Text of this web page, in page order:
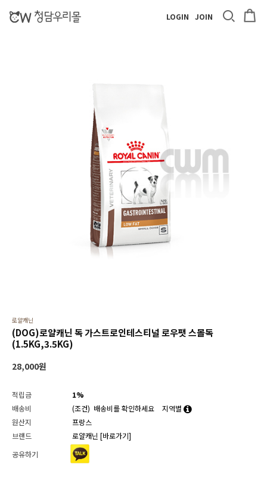
LOGIN JOIN
로얄캐닌
(DOG)로얄캐닌 독 가스트로인테스티널 로우팻 스몰독
(1.5KG,3.5KG)
28,000원
적립금
1%
배송비
(조건) 배송비를 확인하세요
지역별
원산지
프랑스
브랜드
로얄캐닌 [바로가기]
공유하기